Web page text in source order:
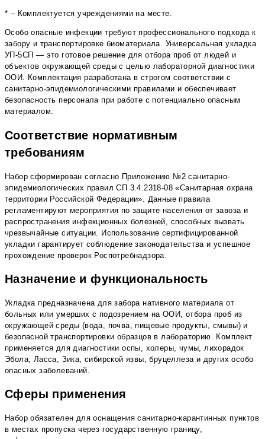
* – Комплектуется учреждениями на месте.
Особо опасные инфекции требуют профессионального подхода к
забору и транспортировке биоматериала. Универсальная укладка
УП-5СП — это готовое решение для отбора проб от людей и
объектов окружающей среды с целью лабораторной диагностики
ООИ. Комплектация разработана в строгом соответствии с
санитарно-эпидемиологическими правилами и обеспечивает
безопасность персонала при работе с потенциально опасным
материалом.
Соответствие нормативным
требованиям
Набор сформирован согласно Приложению №2 санитарно-
эпидемиологических правил СП 3.4.2318-08 «Санитарная охрана
территории Российской Федерации». Данные правила
регламентируют мероприятия по защите населения от завоза и
распространения инфекционных болезней, способных вызвать
чрезвычайные ситуации. Использование сертифицированной
укладки гарантирует соблюдение законодательства и успешное
прохождение проверок Роспотребнадзора.
Назначение и функциональность
Укладка предназначена для забора нативного материала от
больных или умерших с подозрением на ООИ, отбора проб из
окружающей среды (вода, почва, пищевые продукты, смывы) и
безопасной транспортировки образцов в лабораторию. Комплект
применяется для диагностики оспы, холеры, чумы, лихорадок
Эбола, Ласса, Зика, сибирской язвы, бруцеллеза и других особо
опасных заболеваний.
Сферы применения
Набор обязателен для оснащения санитарно-карантинных пунктов
в местах пропуска через государственную границу,